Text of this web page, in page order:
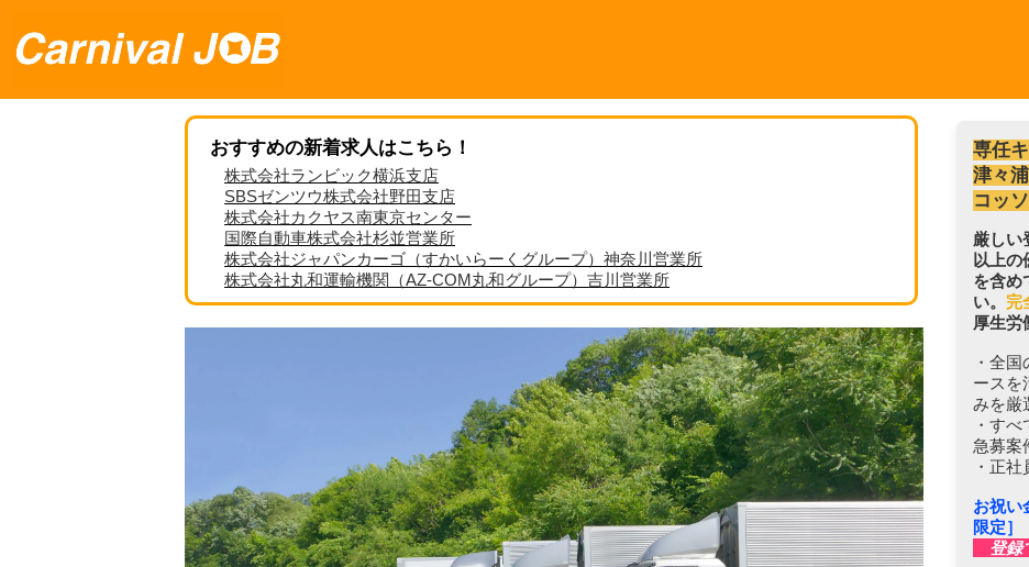
おすすめの新着求人はこちら！
株式会社ランビック横浜支店
SBSゼンツウ株式会社野田支店
株式会社カクヤス南東京センター
国際自動車株式会社杉並営業所
株式会社ジャパンカーゴ（すかいらーくグループ）神奈川営業所
株式会社丸和運輸機関（AZ-COM丸和グループ）吉川営業所
専任
津々
コッ
厳しい
以上の
を含め
い。 完
厚生労
・全
ースを
みを厳
・す
急募案
・正
お祝
限定
登録